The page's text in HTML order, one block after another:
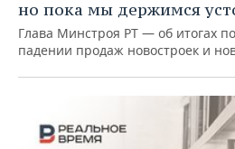
но пока мы держимся
Глава Минстроя РТ — об итогах
падении продаж новостроек и